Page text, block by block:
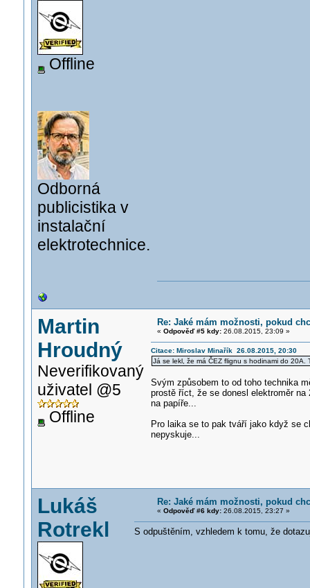
Offline
Odborná
publicistika v
instalační
elektrotechnice.
Martin
Hroudný
Neverifikovaný
uživatel @5
Offline
Re: Jaké mám možnosti, pokud
« Odpověď #5 kdy:26.08.2015, 23:09 »
Citace: Miroslav Minařík 26.08.2015, 20:30
Já se lekl, že má ČEZ flignu s hodinami do 20A.
Svým způsobem to od toho technika
prostě říct, že se donesl elektroměr
na papíře...
Pro laika se to pak tváří jako když se
nepyskuje...
Lukáš
Rotrekl
Re: Jaké mám možnosti, pokud
« Odpověď #6 kdy:26.08.2015, 23:27 »
S odpuštěním, vzhledem k tomu, že